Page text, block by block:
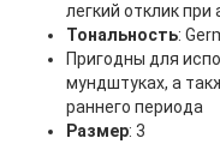
легкий отклик при
Тональность:
Пригодны для
мундштуках, а
раннего периода
Размер: 3